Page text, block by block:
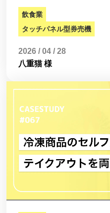
飲食業
タッチパネル型券売機
2026 / 04 / 28
八重猫 様